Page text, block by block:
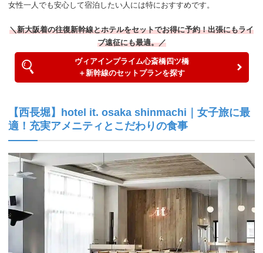
女性一人でも安心して宿泊したい人には特におすすめです。
＼新大阪着の往復新幹線とホテルをセットでお得に予約！出張にもライ
ブ遠征にも最適。／
ヴィアインプライム心斎橋四ツ橋
＋新幹線のセットプランを探す
【西長堀】hotel it. osaka shinmachi｜女子旅に最
適！充実アメニティとこだわりの食事